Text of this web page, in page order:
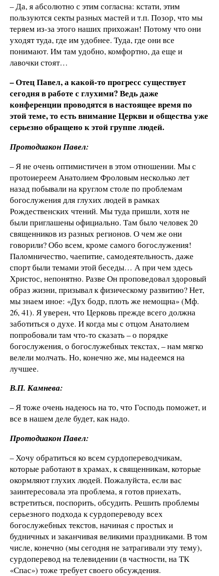
– Да, я абсолютно с этим согласна: кстати, этим
пользуются секты разных мастей и т.п. Позор, что мы
теряем из-за этого наших прихожан! Потому что они
уходят туда, где им удобнее. Туда, где они все
понимают. Им там удобно, комфортно, да еще и
лавочки стоят…
– Отец Павел, а какой-то прогресс существует
сегодня в работе с глухими? Ведь даже
конференции проводятся в настоящее время по
этой теме, то есть внимание Церкви и общества уже
серьезно обращено к этой группе людей.
Протодиакон Павел:
– Я не очень оптимистичен в этом отношении. Мы с
протоиереем Анатолием Фроловым несколько лет
назад побывали на круглом столе по проблемам
богослужения для глухих людей в рамках
Рождественских чтений. Мы туда пришли, хотя не
были приглашены официально. Там было человек 20
священников из разных регионов. О чем же они
говорили? Обо всем, кроме самого богослужения!
Паломничество, чаепитие, самодеятельность, даже
спорт были темами этой беседы… А при чем здесь
Христос, непонятно. Разве Он проповедовал здоровый
образ жизни, призывал к физическому развитию? Нет,
мы знаем иное: «Дух бодр, плоть же немощна» (Мф.
26, 41). Я уверен, что Церковь прежде всего должна
заботиться о духе. И когда мы с отцом Анатолием
попробовали там что-то сказать – о порядке
богослужения, о богослужебных текстах, – нам мягко
велели молчать. Но, конечно же, мы надеемся на
лучшее.
В.П. Камнева:
– Я тоже очень надеюсь на то, что Господь поможет, и
все в нашем деле будет, как надо.
Протодиакон Павел:
– Хочу обратиться ко всем сурдопереводчикам,
которые работают в храмах, к священникам, которые
окормляют глухих людей. Пожалуйста, если вас
заинтересовала эта проблема, я готов приехать,
встретиться, поспорить, обсудить. Решить проблемы
серьезного подхода к сурдопереводу всех
богослужебных текстов, начиная с простых и
будничных и заканчивая великими праздниками. В том
числе, конечно (мы сегодня не затрагивали эту тему),
сурдоперевод на телевидении (в частности, на ТК
«Спас») тоже требует своего обсуждения.